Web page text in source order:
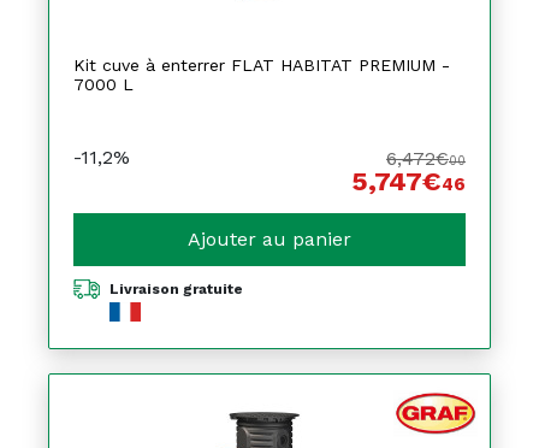
Kit cuve à enterrer FLAT HABITAT PREMIUM -
7000 L
-11,2% 6,472€00
5,747€46
Ajouter au panier
Livraison gratuite